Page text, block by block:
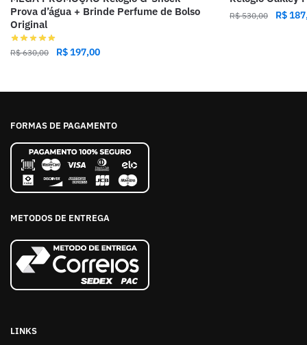
Prova d’água + Brinde Perfume de Bolso
Original
R$630,00 R$197,00
R$530,00 R$
FORMAS DE PAGAMENTO
METODOS DE ENTREGA
LINKS